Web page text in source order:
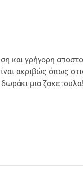
και γρήγορη
ακριβώς όπως
μια